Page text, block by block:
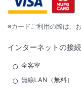
※カードご利用の際は、
インターネットの接
全客室
無線LAN（無料）